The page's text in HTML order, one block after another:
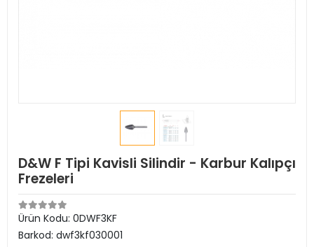
D&W F Tipi Kavisli Silindir - Karbur Kalıpçı
Frezeleri
Ürün Kodu: 0DWF3KF
Barkod: dwf3kf030001